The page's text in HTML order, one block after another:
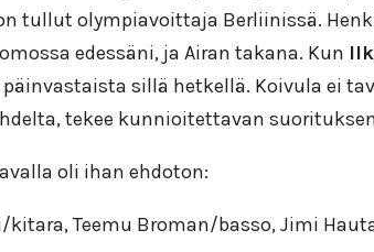
tullut olympiavoittaja Berliinissä.
edessäni, ja Airan takana. Kun
sillä hetkellä. Koivula ei
tekee kunnioitettavan
oli ihan ehdoton:
Teemu Broman/basso, Jimi